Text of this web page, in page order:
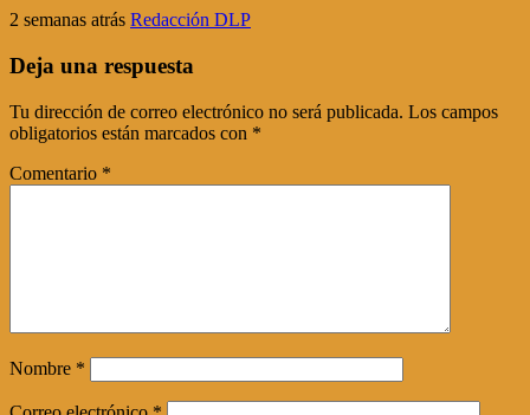
2 semanas atrás Redacción DLP
Deja una respuesta
Tu dirección de correo electrónico no será publicada. Los campos
obligatorios están marcados con *
Comentario *
Nombre *